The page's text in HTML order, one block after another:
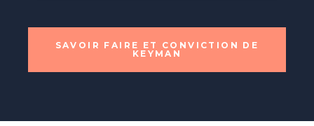
SAVOIR FAIRE ET CONVICTION DE
KEYMAN